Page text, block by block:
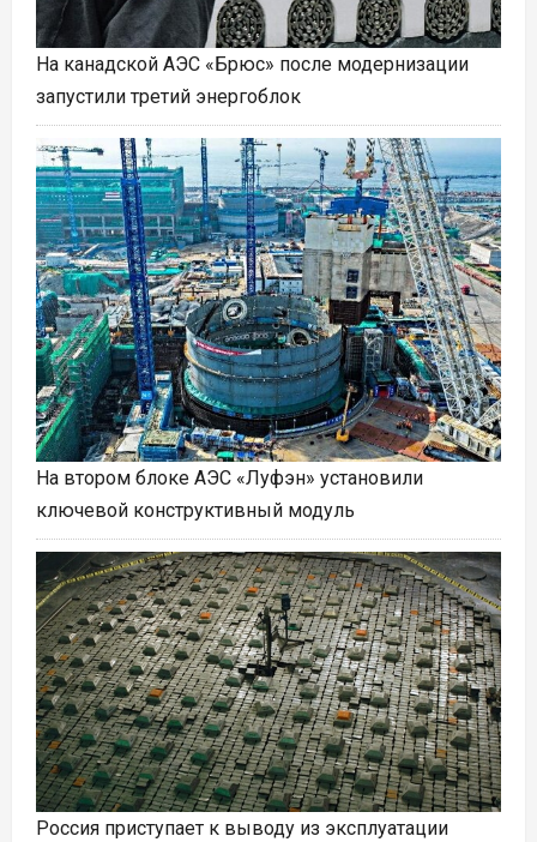
На канадской АЭС «Брюс» после модернизации
запустили третий энергоблок
На втором блоке АЭС «Луфэн» установили
ключевой конструктивный модуль
Россия приступает к выводу из эксплуатации